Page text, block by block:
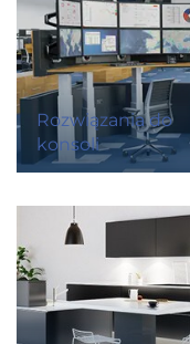
Rozwiązania do
konsoli